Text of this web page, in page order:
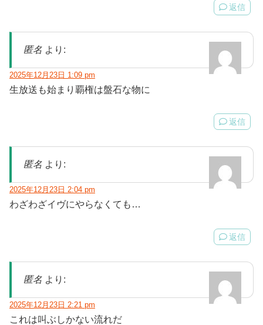
返信
匿名 より:
2025年12月23日 1:09 pm
生放送も始まり覇権は盤石な物に
返信
匿名 より:
2025年12月23日 2:04 pm
わざわざイヴにやらなくても…
返信
匿名 より:
2025年12月23日 2:21 pm
これは叫ぶしかない流れだ